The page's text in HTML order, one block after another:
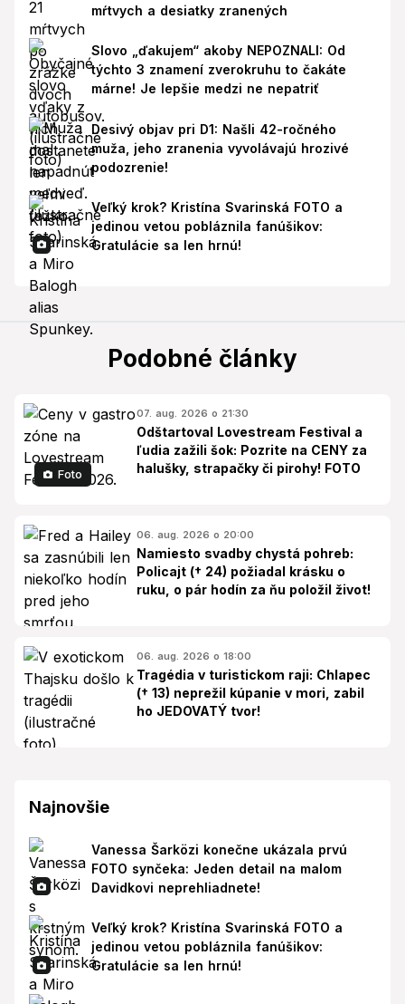
mŕtvych a desiatky zranených
Slovo „ďakujem“ akoby NEPOZNALI: Od
týchto 3 znamení zverokruhu to čakáte
márne! Je lepšie medzi ne nepatriť
Desivý objav pri D1: Našli 42-ročného
muža, jeho zranenia vyvolávajú hrozivé
podozrenie!
Veľký krok? Kristína Svarinská FOTO a
jedinou vetou pobláznila fanúšikov:
Gratulácie sa len hrnú!
Podobné články
Foto
07. aug. 2026 o 21:30
Odštartoval Lovestream Festival a
ľudia zažili šok: Pozrite na CENY za
halušky, strapačky či pirohy! FOTO
06. aug. 2026 o 20:00
Namiesto svadby chystá pohreb:
Policajt († 24) požiadal krásku o
ruku, o pár hodín za ňu položil život!
06. aug. 2026 o 18:00
Tragédia v turistickom raji: Chlapec
(† 13) neprežil kúpanie v mori, zabil
ho JEDOVATÝ tvor!
Najnovšie
Vanessa Šarközi konečne ukázala prvú
FOTO synčeka: Jeden detail na malom
Davidkovi neprehliadnete!
Veľký krok? Kristína Svarinská FOTO a
jedinou vetou pobláznila fanúšikov:
Gratulácie sa len hrnú!